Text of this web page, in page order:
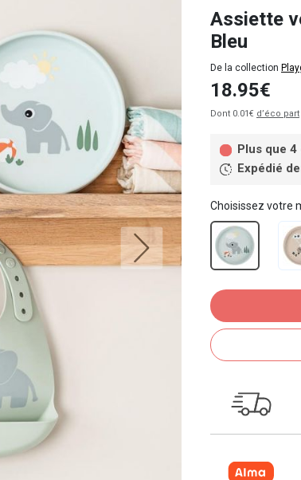
Assiette
Bleu
De la collection
18.95€
Dont 0.01€ d’éco part
Plus que
Expédié
Choisissez votre